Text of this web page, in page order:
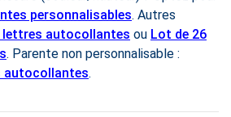
personnalisables. Autres
lettres autocollantes ou Lot de 26
. Parente non personnalisable :
autocollantes.